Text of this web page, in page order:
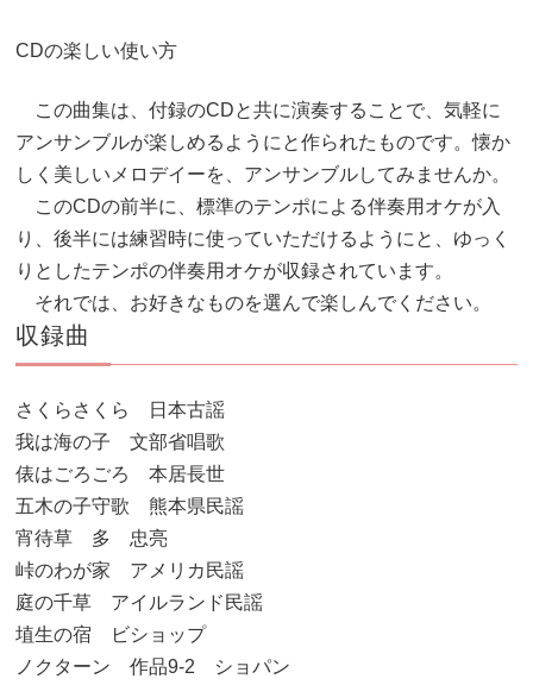
CDの楽しい使い方
この曲集は、付録のCDと共に演奏することで、気軽に
アンサンブルが楽しめるようにと作られたものです。懐か
しく美しいメロデイーを、アンサンブルしてみませんか。
このCDの前半に、標準のテンポによる伴奏用オケが入
り、後半には練習時に使っていただけるようにと、ゆっく
りとしたテンポの伴奏用オケが収録されています。
それでは、お好きなものを選んで楽しんでください。
収録曲
さくらさくら 日本古謡
我は海の子 文部省唱歌
俵はごろごろ 本居長世
五木の子守歌 熊本県民謡
宵待草 多 忠亮
峠のわが家 アメリカ民謡
庭の千草 アイルランド民謡
埴生の宿 ビショップ
ノクターン 作品9-2 ショパン